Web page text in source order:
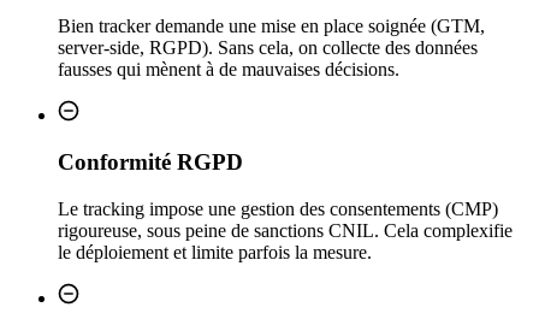
Bien tracker demande une mise en place soignée (GTM,
server-side, RGPD). Sans cela, on collecte des données
fausses qui mènent à de mauvaises décisions.
Conformité RGPD
Le tracking impose une gestion des consentements (CMP)
rigoureuse, sous peine de sanctions CNIL. Cela complexifie
le déploiement et limite parfois la mesure.